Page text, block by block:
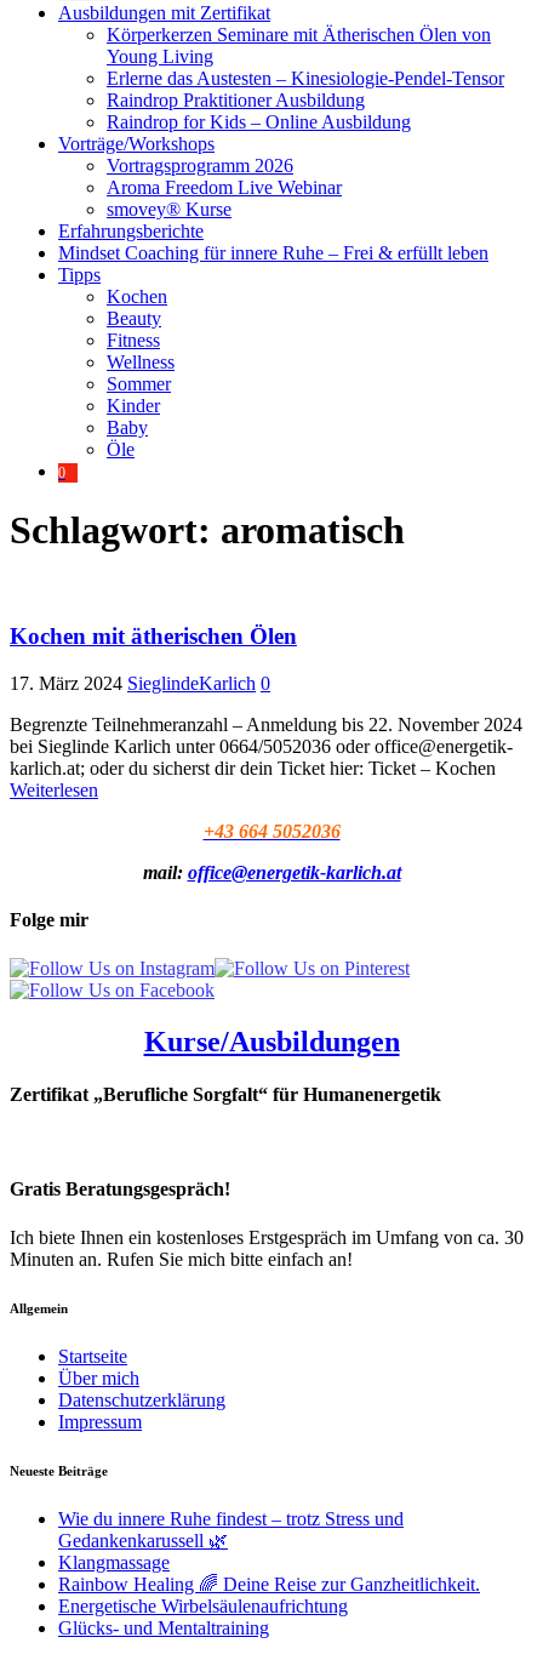
Ausbildungen mit Zertifikat
Körperkerzen Seminare mit Ätherischen Ölen von
Young Living
Erlerne das Austesten – Kinesiologie-Pendel-Tensor
Raindrop Praktitioner Ausbildung
Raindrop for Kids – Online Ausbildung
Vorträge/Workshops
Vortragsprogramm 2026
Aroma Freedom Live Webinar
smovey® Kurse
Erfahrungsberichte
Mindset Coaching für innere Ruhe – Frei & erfüllt leben
Tipps
Kochen
Beauty
Fitness
Wellness
Sommer
Kinder
Baby
Öle
0
Schlagwort: aromatisch
Kochen mit ätherischen Ölen
17. März 2024 SieglindeKarlich 0
Begrenzte Teilnehmeranzahl – Anmeldung bis 22. November 2024
bei Sieglinde Karlich unter 0664/5052036 oder office@energetik-
karlich.at; oder du sicherst dir dein Ticket hier: Ticket – Kochen
Weiterlesen
+43 664 5052036
mail: office@energetik-karlich.at
Folge mir
Kurse/Ausbildungen
Zertifikat „Berufliche Sorgfalt“ für Humanenergetik
Gratis Beratungsgespräch!
Ich biete Ihnen ein kostenloses Erstgespräch im Umfang von ca. 30
Minuten an. Rufen Sie mich bitte einfach an!
Allgemein
Startseite
Über mich
Datenschutzerklärung
Impressum
Neueste Beiträge
Wie du innere Ruhe findest – trotz Stress und
Gedankenkarussell 🌿
Klangmassage
Rainbow Healing 🌈 Deine Reise zur Ganzheitlichkeit.
Energetische Wirbelsäulenaufrichtung
Glücks- und Mentaltraining